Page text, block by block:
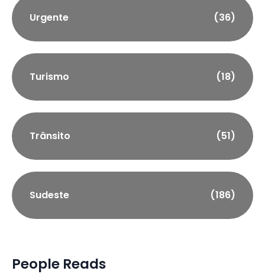
Urgente (36)
Turismo (18)
Trânsito (51)
Sudeste (186)
People Reads